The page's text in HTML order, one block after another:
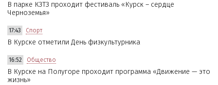
В парке КЗТЗ проходит фестиваль «Курск – сердце
Черноземья»
17:43 Спорт
В Курске отметили День физкультурника
16:52 Общество
В Курске на Полугоре проходит программа «Движение — это
жизнь»